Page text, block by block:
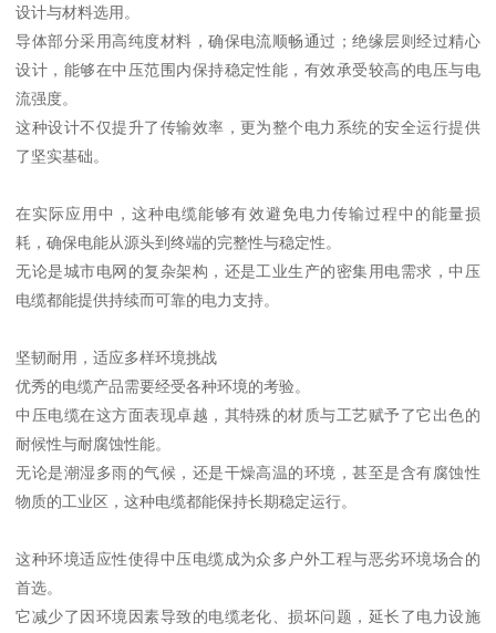
设计与材料选用。
导体部分采用高纯度材料，确保电流顺畅通过；绝缘层则经过精心
设计，能够在中压范围内保持稳定性能，有效承受较高的电压与电
流强度。
这种设计不仅提升了传输效率，更为整个电力系统的安全运行提供
了坚实基础。
在实际应用中，这种电缆能够有效避免电力传输过程中的能量损
耗，确保电能从源头到终端的完整性与稳定性。
无论是城市电网的复杂架构，还是工业生产的密集用电需求，中压
电缆都能提供持续而可靠的电力支持。
坚韧耐用，适应多样环境挑战
优秀的电缆产品需要经受各种环境的考验。
中压电缆在这方面表现卓越，其特殊的材质与工艺赋予了它出色的
耐候性与耐腐蚀性能。
无论是潮湿多雨的气候，还是干燥高温的环境，甚至是含有腐蚀性
物质的工业区，这种电缆都能保持长期稳定运行。
这种环境适应性使得中压电缆成为众多户外工程与恶劣环境场合的
首选。
它减少了因环境因素导致的电缆老化、损坏问题，延长了电力设施